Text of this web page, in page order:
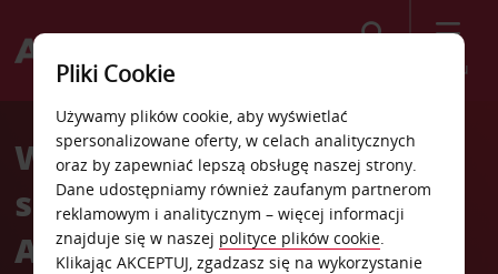
Menu
Welcome
AvisWypożyczalnia
samochodów Butler PA
Avis Sears
Pliki Cookie
Używamy plików cookie, aby wyświetlać
spersonalizowane oferty, w celach analitycznych
oraz by zapewniać lepszą obsługę naszej strony.
Dane udostępniamy również zaufanym partnerom
reklamowym i analitycznym – więcej informacji
znajduje się w naszej polityce plików cookie.
Klikając AKCEPTUJ, zgadzasz się na wykorzystanie